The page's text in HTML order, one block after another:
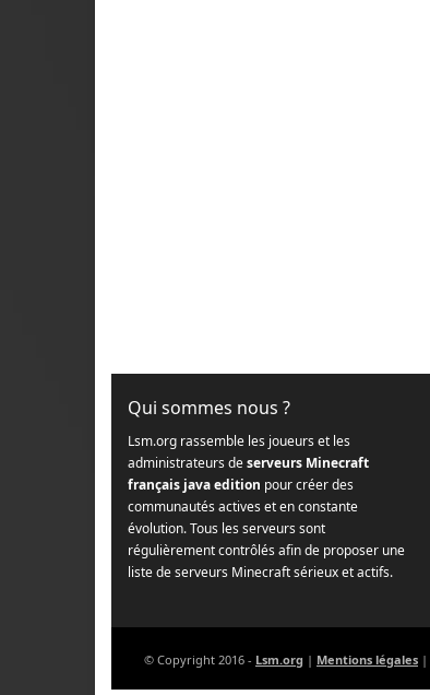
Qui sommes nous ?
Lsm.org rassemble les joueurs et les
administrateurs deserveurs Minecraft
français java edition pour créer des
communautés actives et en constante
évolution. Tous les serveurs sont
régulièrement contrôlés afin de proposer une
liste de serveurs Minecraft sérieux et actifs.
© Copyright 2016 - Lsm.org | Mentions légales |